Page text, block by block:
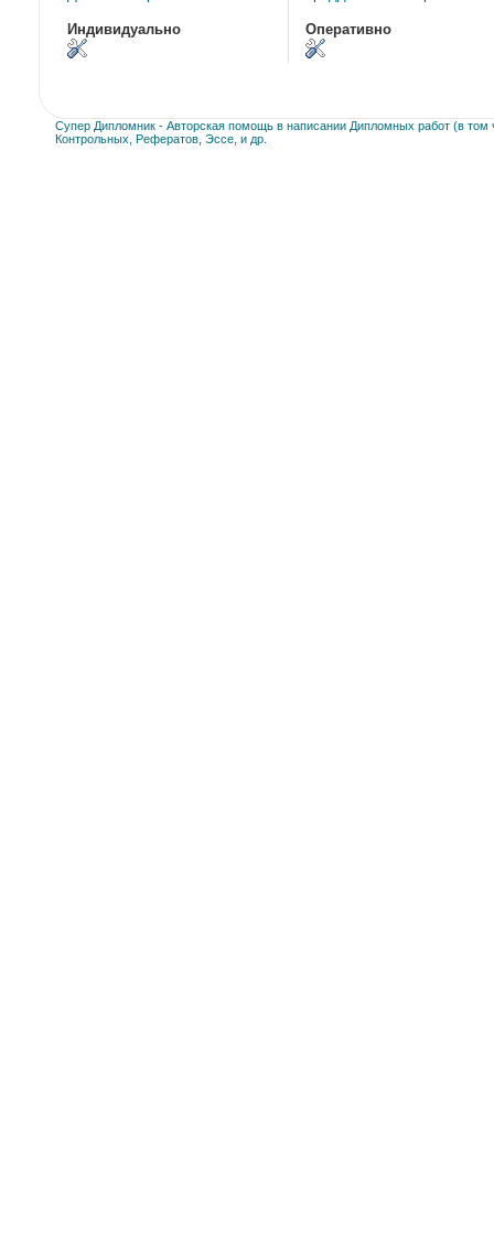
Индивидуально Оперативно
Супер Дипломник - Авторская помощь в написании Дипломных работ (в том
Контрольных, Рефератов, Эссе, и др.